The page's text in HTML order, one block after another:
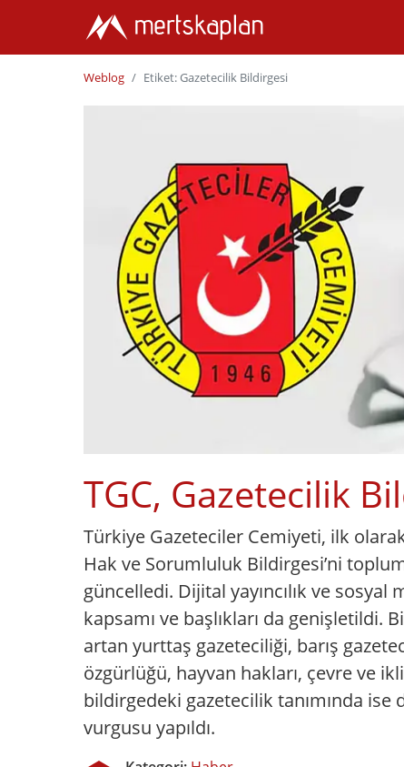
Weblog Etiket: Gazetecilik Bildirgesi
TGC, Gazetecilik
Türkiye Gazeteciler Cemiyeti, ilk olarak
Hak ve Sorumluluk Bildirgesi’ni
güncelledi. Dijital yayıncılık ve
kapsamı ve başlıkları da genişletildi.
artan yurttaş gazeteciliği, barış
özgürlüğü, hayvan hakları, çevre ve
bildirgedeki gazetecilik tanımında
vurgusu yapıldı.